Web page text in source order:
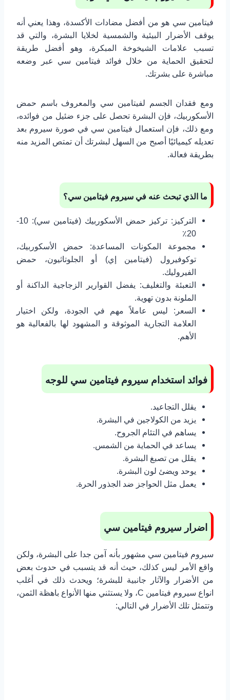
فيتامين سي هو من أفضل مضادات الأكسدة، وهذا يعني أنه
يوقف الأضرار البيئية والشمسية لخلايا البشرة، والتي قد
تسبب علامات الشيخوخة المبكرة، وهو أفضل طريقة
لتحقيق الحماية من خلال فوائد فيتامين سي عبر وضعه
مباشرة على بشرتك.
ومع فقدان الجسم لفيتامين سي والمعروف باسم حمض
الأسكوربيك، فإن البشرة تحصل على جزء ضئيل من فوائده،
ومع ذلك، فإن استعمال فيتامين سي في صورة سيروم بعد
تعديله كيميائيًا أصبح من السهل لبشرتك أن تمتص المزيد منه
بطريقة فعالة.
ما الذي تبحث عنه في سيروم فيتامين سي؟
التركيز: تركيز حمض الأسكوربيك (فيتامين سي): 10-
20٪
مجموعة المكونات المساعدة: حمض الأسكوربيك،
توكوفيرول (فيتامين إي) أو الجلوتاثيون، حمض
الفيروليك.
التعبئة والتغليف: يفضل القوارير الزجاجية الداكنة أو
الملونة بدون تهوية.
السعر: ليس عاملاً مهم في الجودة، ولكن اختيار
العلامة التجارية الموثوقة و المشهود لها بالفعالية هو
الأهم.
فوائد استخدام سيروم فيتامين سي للوجه
يقلل التجاعيد.
يزيد من الكولاجين في البشرة.
يساهم في التئام الجروح.
يساعد في الحماية من الشمس.
يقلل من تصبغ البشرة.
يوحد ويضئ لون البشرة.
يعمل مثل الحواجز ضد الجذور الحرة.
اضرار سيروم فيتامين سي
سيروم فيتامين سي مشهور بأنه آمن جدا على البشرة، ولكن
واقع الأمر ليس كذلك، حيث أنه قد يتسبب في حدوث بعض
من الأضرار والآثار جانبية للبشرة؛ ويحدث ذلك في أغلب
انواع سيروم فيتامين C، ولا يستثني منها الأنواع باهظة الثمن،
وتتمثل تلك الأضرار في التالي: